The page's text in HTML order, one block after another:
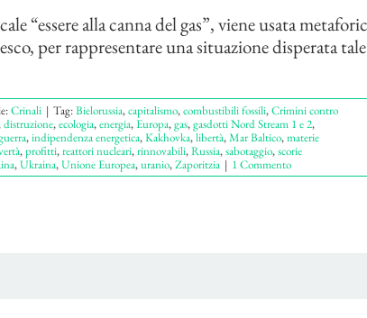
“essere alla canna del gas”, viene usata
per rappresentare una situazione disperata
Crinali | Tag:Bielorussia,capitalismo,combustibili fossili,Crimini contro
distruzione,ecologia,energia,Europa,gas,gasdotti Nord Stream 1 e 2,
,indipendenza energetica,Kakhovka,libertà,Mar Baltico,materie
,profitti,reattori nucleari,rinnovabili,Russia,sabotaggio,scorie
,Ukraina,Unione Europea,uranio,Zaporitzia | 1 Commento